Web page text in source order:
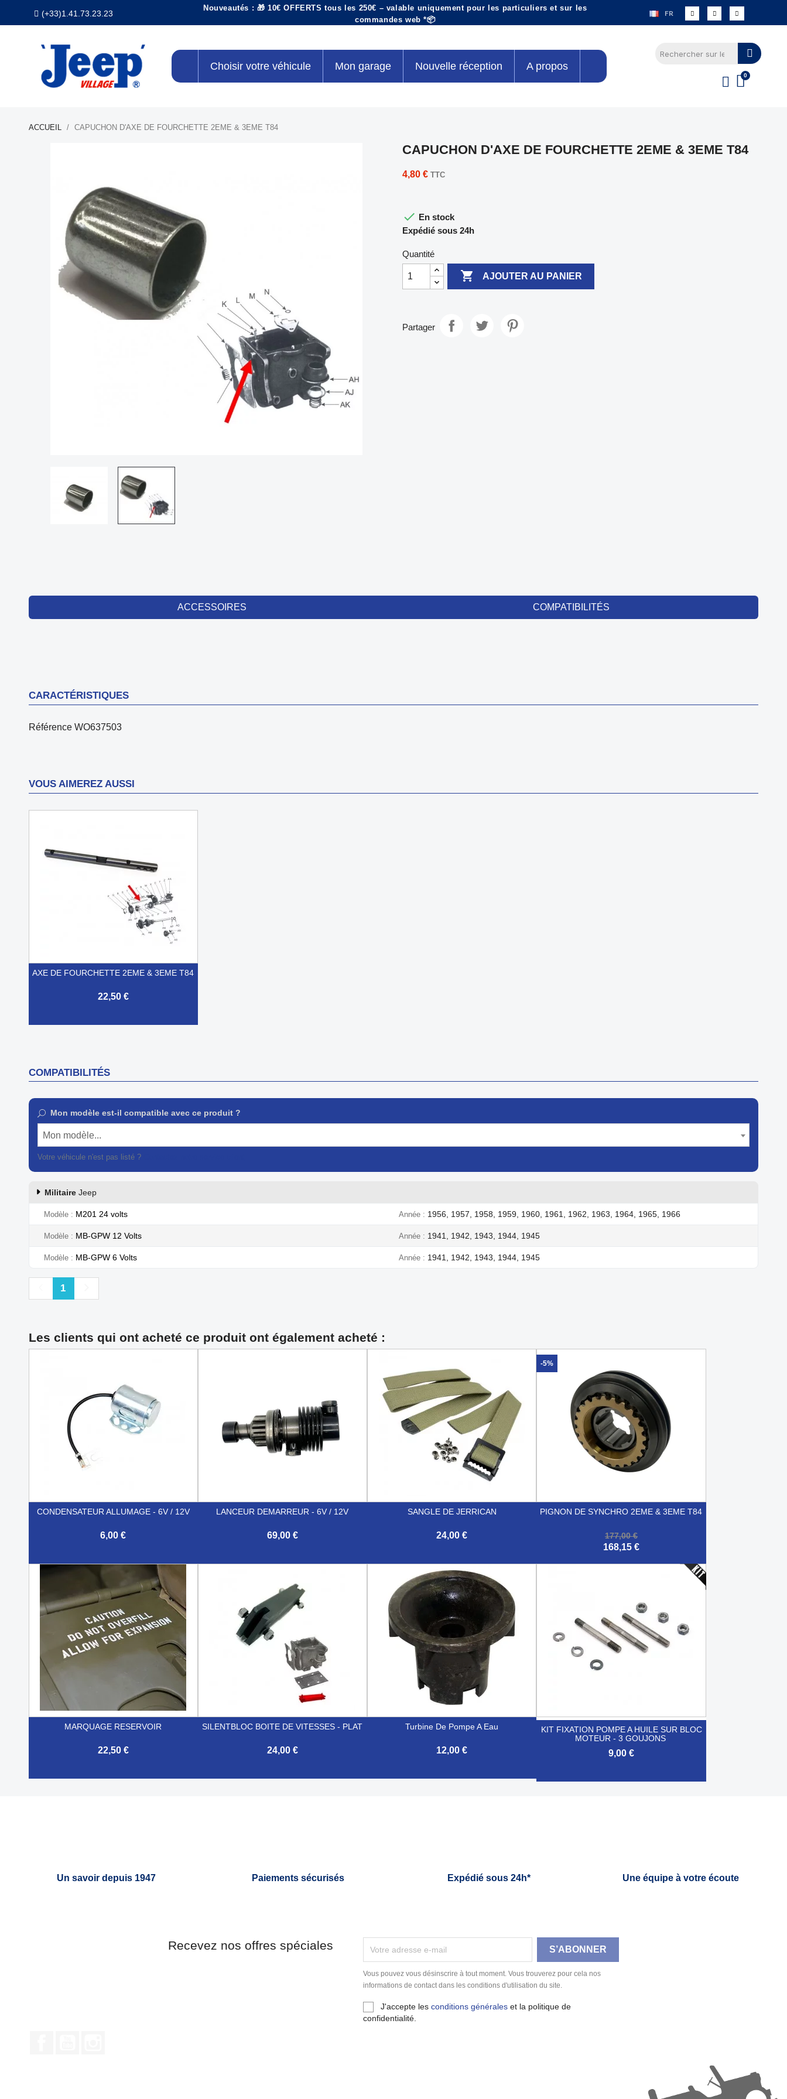
(+33)1.41.73.23.23
Nouveautés : 🎁 10€ OFFERTS tous les 250€ – valable uniquement pour les particuliers et sur les
commandes web *📦
FR
Choisir votre véhicule Mon garage Nouvelle réception A propos
ACCUEIL CAPUCHON D'AXE DE FOURCHETTE 2EME & 3EME T84
CAPUCHON D'AXE DE FOURCHETTE 2EME & 3EME T84
4,80 € TTC
 En stock
Expédié sous 24h
Quantité
 AJOUTER AU PANIER
Partager
ACCESSOIRES COMPATIBILITÉS
CARACTÉRISTIQUES
Référence WO637503
VOUS AIMEREZ AUSSI
AXE DE FOURCHETTE 2EME & 3EME T84
22,50 €
COMPATIBILITÉS
Mon modèle est-il compatible avec ce produit ?
Mon modèle...
Votre véhicule n'est pas listé ?
Militaire Jeep
Modèle M201 24 volts Année 1956, 1957, 1958, 1959, 1960, 1961, 1962, 1963, 1964, 1965, 1966
Modèle MB-GPW 12 Volts Année 1941, 1942, 1943, 1944, 1945
Modèle MB-GPW 6 Volts Année 1941, 1942, 1943, 1944, 1945
Précédent
1
Les clients qui ont acheté ce produit ont également acheté :
CONDENSATEUR ALLUMAGE - 6V / 12V
6,00 €
LANCEUR DEMARREUR - 6V / 12V
69,00 €
SANGLE DE JERRICAN
24,00 €
Aperçu rapide
PIGNON DE SYNCHRO 2EME & 3EME T84
177,00 €
168,15 €
-5%
MARQUAGE RESERVOIR
22,50 €
SILENTBLOC BOITE DE VITESSES - PLAT
24,00 €
Turbine De Pompe A Eau
12,00 €
KIT FIXATION POMPE A HUILE SUR BLOC
MOTEUR - 3 GOUJONS
9,00 €
Un savoir depuis 1947 Paiements sécurisés Expédié sous 24h* Une équipe à votre écoute
Recevez nos offres spéciales
Vous pouvez vous désinscrire à tout moment. Vous trouverez pour cela nos
informations de contact dans les conditions d'utilisation du site.
J'accepte lesconditions générales et la politique de
confidentialité.